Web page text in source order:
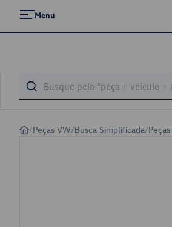
Menu
/Peças VW/Busca Simplificada/